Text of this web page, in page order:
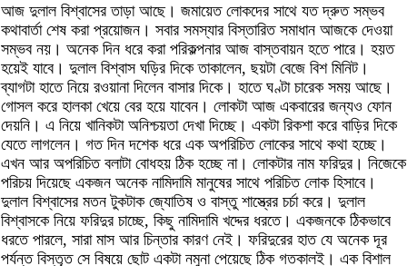
আজ দুলাল বিশ্বাসের তাড়া আছে। জমায়েত লোকদের সাথে যত দ্রুত সম্ভব
কথাবার্তা শেষ করা প্রয়োজন। সবার সমস্যার বিস্তারিত সমাধান আজকে দেওয়া
সম্ভব নয়। অনেক দিন ধরে করা পরিকল্পনার আজ বাস্তবায়ন হতে পারে। হয়ত
হয়েই যাবে। দুলাল বিশ্বাস ঘড়ির দিকে তাকালেন, ছয়টা বেজে বিশ মিনিট।
ব্যাগটা হাতে নিয়ে রওয়ানা দিলেন বাসার দিকে। হাতে ঘণ্টা চারেক সময় আছে।
গোসল করে হালকা খেয়ে বের হয়ে যাবেন। লোকটা আজ একবারের জন্যও ফোন
দেয়নি। এ নিয়ে খানিকটা অনিশ্চয়তা দেখা দিচ্ছে। একটা রিকশা করে বাড়ির দিকে
যেতে লাগলেন। গত দিন দশেক ধরে এক অপরিচিত লোকের সাথে কথা হচ্ছে।
এখন আর অপরিচিত বলাটা বোধহয় ঠিক হচ্ছে না। লোকটার নাম ফরিদুর। নিজেকে
পরিচয় দিয়েছে একজন অনেক নামিদামি মানুষের সাথে পরিচিত লোক হিসাবে।
দুলাল বিশ্বাসের মতন টুকটাক জ্যোতিষ ও বাস্তু শাস্ত্রের চর্চা করে। দুলাল
বিশ্বাসকে নিয়ে ফরিদুর চাচ্ছে, কিছু নামিদামি খদ্দের ধরতে। একজনকে ঠিকভাবে
ধরতে পারলে, সারা মাস আর চিন্তার কারণ নেই। ফরিদুরের হাত যে অনেক দূর
পর্যন্ত বিস্তৃত সে বিষয়ে ছোট একটা নমুনা পেয়েছে ঠিক গতকালই। এক বিশাল